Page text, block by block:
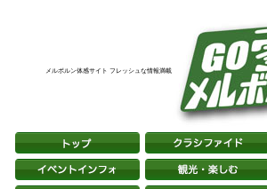
メルボルン体感サイト フレッシュな情報満載